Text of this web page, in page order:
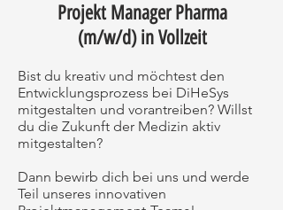
Projekt Manager Pharma
(m/w/d) in Vollzeit
Bist du kreativ und möchtest den
Entwicklungsprozess bei DiHeSys
mitgestalten und vorantreiben? Willst
du die Zukunft der Medizin aktiv
mitgestalten?
Dann bewirb dich bei uns und werde
Teil unseres innovativen